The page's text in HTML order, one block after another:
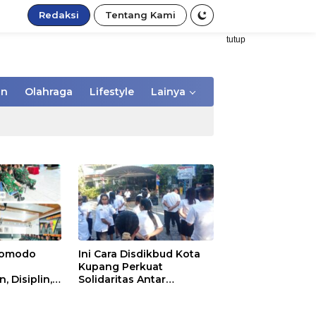
Redaksi Tentang Kami
tutup
Olahraga Lifestyle Lainya
Disiplin,
Ini Cara Disdikbud Kota
Kupang Perkuat
Solidaritas Antar